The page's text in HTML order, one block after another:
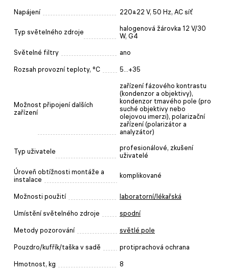
Napájení 220±22 V, 50 Hz, AC síť
Typ světelného zdroje
halogenová žárovka 12 V/30
W, G4
Světelné filtry ano
Rozsah provozní teploty, °C 5...+35
Možnost připojení dalších
zařízení
zařízení fázového kontrastu
(kondenzor a objektivy),
kondenzor tmavého pole (pro
suché objektivy nebo
olejovou imerzi), polarizační
zařízení (polarizátor a
analyzátor)
Typ uživatele
profesionálové, zkušení
uživatelé
Úroveň obtížnosti montáže a
instalace
komplikované
Možnosti použití laboratorní/lékařská
Umístění světelného zdroje spodní
Metody pozorování světlé pole
Pouzdro/kufřík/taška v sadě protiprachová ochrana
Hmotnost, kg 8